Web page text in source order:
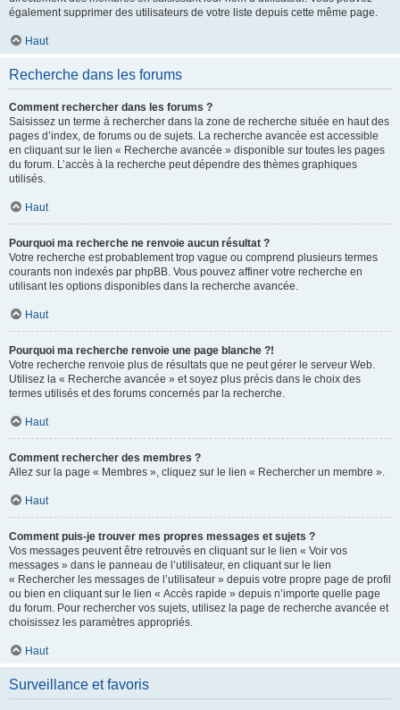
également supprimer des utilisateurs de votre liste depuis cette même page.
Haut
Recherche dans les forums
Comment rechercher dans les forums ?
Saisissez un terme à rechercher dans la zone de recherche située en haut des
pages d’index, de forums ou de sujets. La recherche avancée est accessible
en cliquant sur le lien « Recherche avancée » disponible sur toutes les pages
du forum. L’accès à la recherche peut dépendre des thèmes graphiques
utilisés.
Haut
Pourquoi ma recherche ne renvoie aucun résultat ?
Votre recherche est probablement trop vague ou comprend plusieurs termes
courants non indexés par phpBB. Vous pouvez affiner votre recherche en
utilisant les options disponibles dans la recherche avancée.
Haut
Pourquoi ma recherche renvoie une page blanche ?!
Votre recherche renvoie plus de résultats que ne peut gérer le serveur Web.
Utilisez la « Recherche avancée » et soyez plus précis dans le choix des
termes utilisés et des forums concernés par la recherche.
Haut
Comment rechercher des membres ?
Allez sur la page « Membres », cliquez sur le lien « Rechercher un membre ».
Haut
Comment puis-je trouver mes propres messages et sujets ?
Vos messages peuvent être retrouvés en cliquant sur le lien « Voir vos
messages » dans le panneau de l’utilisateur, en cliquant sur le lien
« Rechercher les messages de l’utilisateur » depuis votre propre page de profil
ou bien en cliquant sur le lien « Accès rapide » depuis n’importe quelle page
du forum. Pour rechercher vos sujets, utilisez la page de recherche avancée et
choisissez les paramètres appropriés.
Haut
Surveillance et favoris